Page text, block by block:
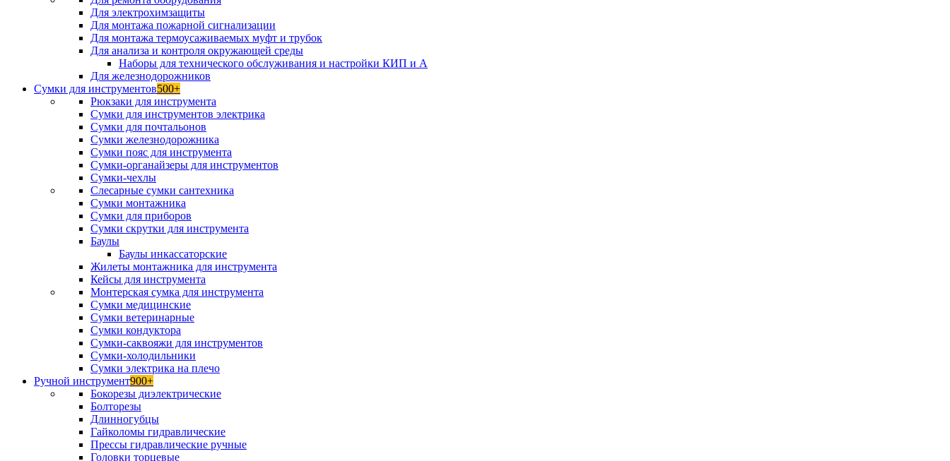
Для электрохимзащиты
Для монтажа пожарной сигнализации
Для монтажа термоусаживаемых муфт и трубок
Для анализа и контроля окружающей среды
Наборы для технического обслуживания и настройки КИП и А
Для железнодорожников
Сумки для инструментов500+
Рюкзаки для инструмента
Сумки для инструментов электрика
Сумки для почтальонов
Сумки железнодорожника
Сумки пояс для инструмента
Сумки-органайзеры для инструментов
Сумки-чехлы
Слесарные сумки сантехника
Сумки монтажника
Сумки для приборов
Сумки скрутки для инструмента
Баулы
Баулы инкассаторские
Жилеты монтажника для инструмента
Кейсы для инструмента
Монтерская сумка для инструмента
Сумки медицинские
Сумки ветеринарные
Сумки кондуктора
Сумки-саквояжи для инструментов
Сумки-холодильники
Сумки электрика на плечо
Ручной инструмент900+
Бокорезы диэлектрические
Болторезы
Длинногубцы
Гайколомы гидравлические
Прессы гидравлические ручные
Головки торцевые